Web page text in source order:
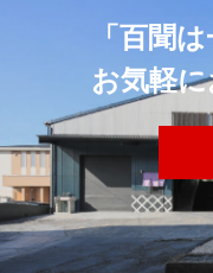
「百聞
お気軽